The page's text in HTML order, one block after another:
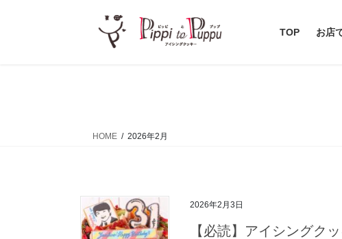
TOP お店
HOME 2026年2月
2026年2月3日
【必読】アイシングク